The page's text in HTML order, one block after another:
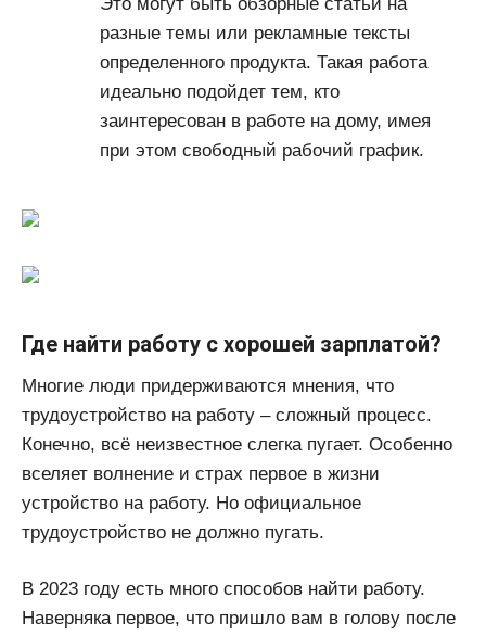
Это могут быть обзорные статьи на
разные темы или рекламные тексты
определенного продукта. Такая работа
идеально подойдет тем, кто
заинтересован в работе на дому, имея
при этом свободный рабочий график.
Где найти работу с хорошей зарплатой?
Многие люди придерживаются мнения, что
трудоустройство на работу – сложный процесс.
Конечно, всё неизвестное слегка пугает. Особенно
вселяет волнение и страх первое в жизни
устройство на работу. Но официальное
трудоустройство не должно пугать.
В 2023 году есть много способов найти работу.
Наверняка первое, что пришло вам в голову после